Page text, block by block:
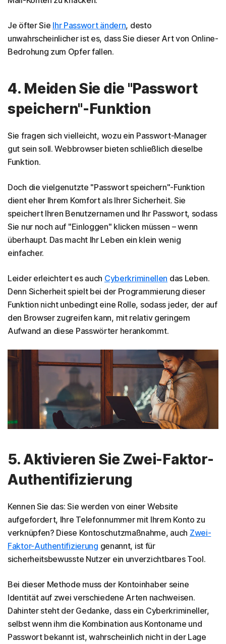
Je öfter Sie Ihr Passwort ändern, desto
unwahrscheinlicher ist es, dass Sie dieser Art von Online-
Bedrohung zum Opfer fallen.
4. Meiden Sie die "Passwort
speichern"-Funktion
Sie fragen sich vielleicht, wozu ein Passwort-Manager
gut sein soll. Webbrowser bieten schließlich dieselbe
Funktion.
Doch die vielgenutzte "Passwort speichern"-Funktion
dient eher Ihrem Komfort als Ihrer Sicherheit. Sie
speichert Ihren Benutzernamen und Ihr Passwort, sodass
Sie nur noch auf "Einloggen" klicken müssen – wenn
überhaupt. Das macht Ihr Leben ein klein wenig
einfacher.
Leider erleichtert es auch Cyberkriminellen das Leben.
Denn Sicherheit spielt bei der Programmierung dieser
Funktion nicht unbedingt eine Rolle, sodass jeder, der auf
den Browser zugreifen kann, mit relativ geringem
Aufwand an diese Passwörter herankommt.
5. Aktivieren Sie Zwei-Faktor-
Authentifizierung
Kennen Sie das: Sie werden von einer Website
aufgefordert, Ihre Telefonnummer mit Ihrem Konto zu
verknüpfen? Diese Kontoschutzmaßnahme, auch Zwei-
Faktor-Authentifizierung genannt, ist für
sicherheitsbewusste Nutzer ein unverzichtbares Tool.
Bei dieser Methode muss der Kontoinhaber seine
Identität auf zwei verschiedene Arten nachweisen.
Dahinter steht der Gedanke, dass ein Cyberkrimineller,
selbst wenn ihm die Kombination aus Kontoname und
Passwort bekannt ist, wahrscheinlich nicht in der Lage